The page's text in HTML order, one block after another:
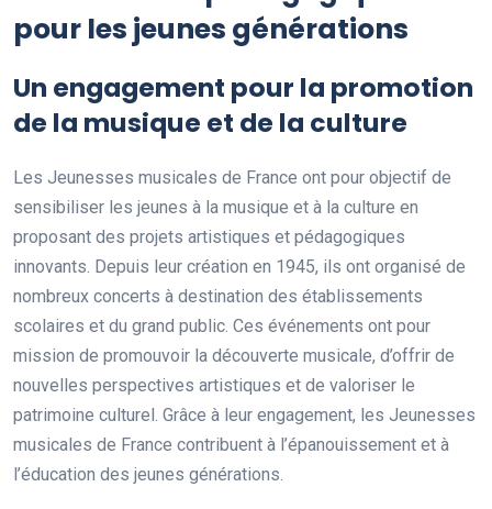
pour les jeunes générations
Un engagement pour la promotion
de la musique et de la culture
Les Jeunesses musicales de France ont pour objectif de
sensibiliser les jeunes à la musique et à la culture en
proposant des projets artistiques et pédagogiques
innovants. Depuis leur création en 1945, ils ont organisé de
nombreux concerts à destination des établissements
scolaires et du grand public. Ces événements ont pour
mission de promouvoir la découverte musicale, d’offrir de
nouvelles perspectives artistiques et de valoriser le
patrimoine culturel. Grâce à leur engagement, les Jeunesses
musicales de France contribuent à l’épanouissement et à
l’éducation des jeunes générations.